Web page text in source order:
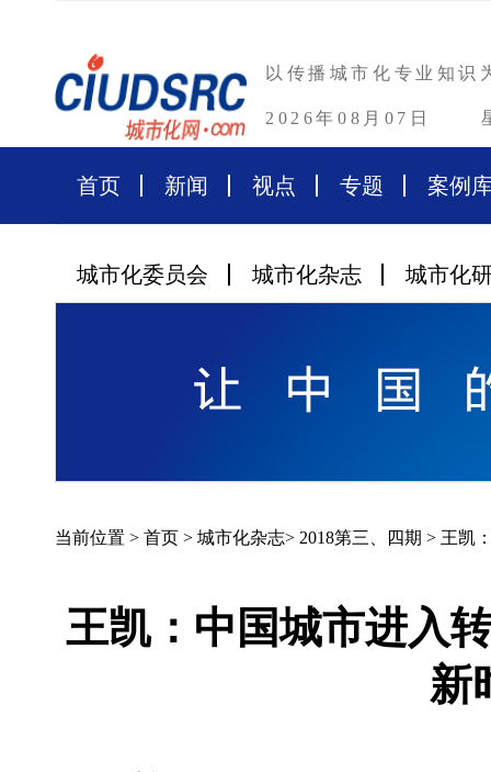
以传播城市化专业知识
2026年08月07日
首页 新闻 视点 专题 案例
城市化委员会 城市化杂志 城市化
当前位置 > 首页 > 城市化杂志> 2018第三、四期 > 王凯
王凯：中国城市进入
新